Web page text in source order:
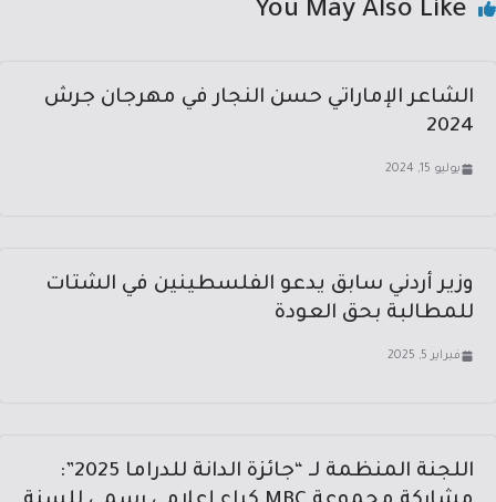
You May Also Like
الشاعر الإماراتي حسن النجار في مهرجان جرش
2024
يوليو 15, 2024
وزير أردني سابق يدعو الفلسطينين في الشتات
للمطالبة بحق العودة
فبراير 5, 2025
اللجنة المنظمة لـ “جائزة الدانة للدراما 2025”: